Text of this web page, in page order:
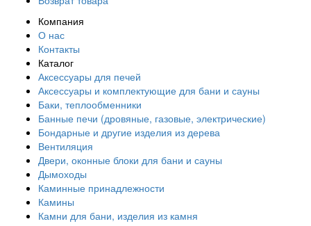
Компания
О нас
Контакты
Каталог
Аксессуары для печей
Аксессуары и комплектующие для бани и сауны
Баки, теплообменники
Банные печи (дровяные, газовые, электрические)
Бондарные и другие изделия из дерева
Вентиляция
Двери, оконные блоки для бани и сауны
Дымоходы
Каминные принадлежности
Камины
Камни для бани, изделия из камня